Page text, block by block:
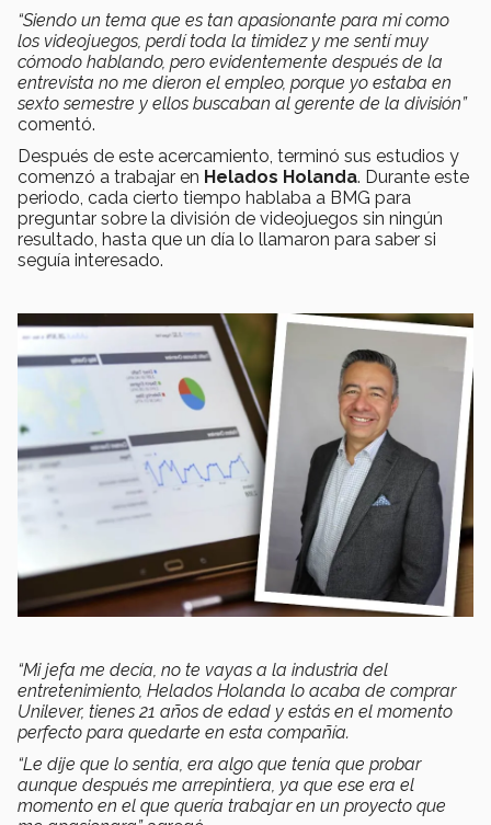
“Siendo un tema que es tan apasionante para mi como
los videojuegos, perdí toda la timidez y me sentí muy
cómodo hablando, pero evidentemente después de la
entrevista no me dieron el empleo, porque yo estaba en
sexto semestre y ellos buscaban al gerente de la división”
comentó.
Después de este acercamiento, terminó sus estudios y
comenzó a trabajar en Helados Holanda. Durante este
periodo, cada cierto tiempo hablaba a BMG para
preguntar sobre la división de videojuegos sin ningún
resultado, hasta que un día lo llamaron para saber si
seguía interesado.
“Mi jefa me decía, no te vayas a la industria del
entretenimiento, Helados Holanda lo acaba de comprar
Unilever, tienes 21 años de edad y estás en el momento
perfecto para quedarte en esta compañía.
“Le dije que lo sentía, era algo que tenía que probar
aunque después me arrepintiera, ya que ese era el
momento en el que quería trabajar en un proyecto que